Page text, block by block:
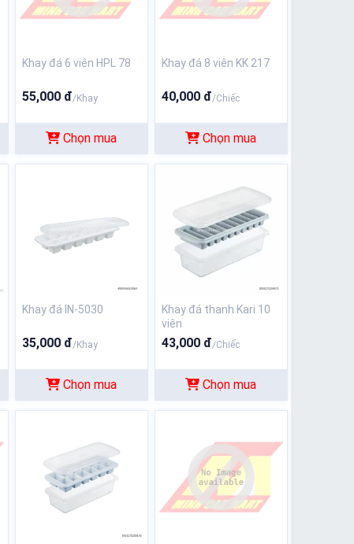
Khay đá 6 viên HPL 78
55,000 đ/Khay
Chọn mua
Khay đá 8 viên KK 217
40,000 đ/Chiếc
Chọn mua
Khay đá IN-5030
35,000 đ/Khay
Chọn mua
Khay đá thanh Kari 10
viên
43,000 đ/Chiếc
Chọn mua